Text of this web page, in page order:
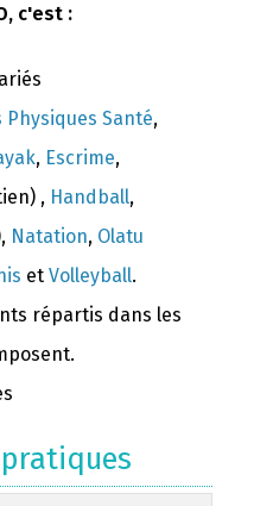
c'est :
Physiques Santé,
, Escrime,
, Handball,
Natation, Olatu
et Volleyball.
répartis dans les